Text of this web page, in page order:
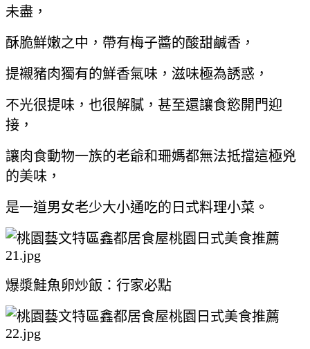
未盡，
酥脆鮮嫩之中，帶有梅子醬的酸甜鹹香，
提襯豬肉獨有的鮮香氣味，滋味極為誘惑，
不光很提味，也很解膩，甚至還讓食慾開門迎
接，
讓肉食動物一族的老爺和珊媽都無法抵擋這極兇
的美味，
是一道男女老少大小通吃的日式料理小菜。
爆漿鮭魚卵炒飯：行家必點